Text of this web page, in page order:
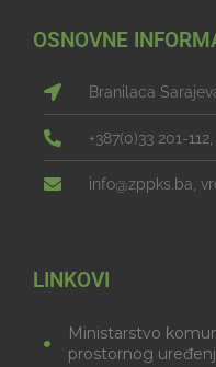
OSNOVNE
Branilaca
+387(0)33 201-
info@zppks.ba,
LINKOVI
Ministarstvo
prostornog